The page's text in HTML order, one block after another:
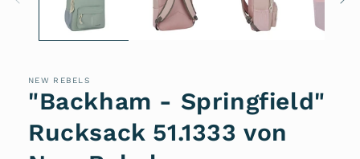
NEW REBELS
"Backham - Springfield"
Rucksack 51.1333 von